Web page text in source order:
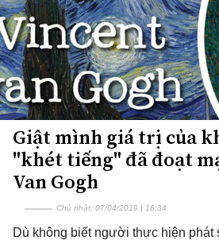
Giật mình giá trị của
"khét tiếng" đã đoạt
Van Gogh
Chủ nhật, 07/04/2019 | 16:34
Dù không biết người thực hiện phát